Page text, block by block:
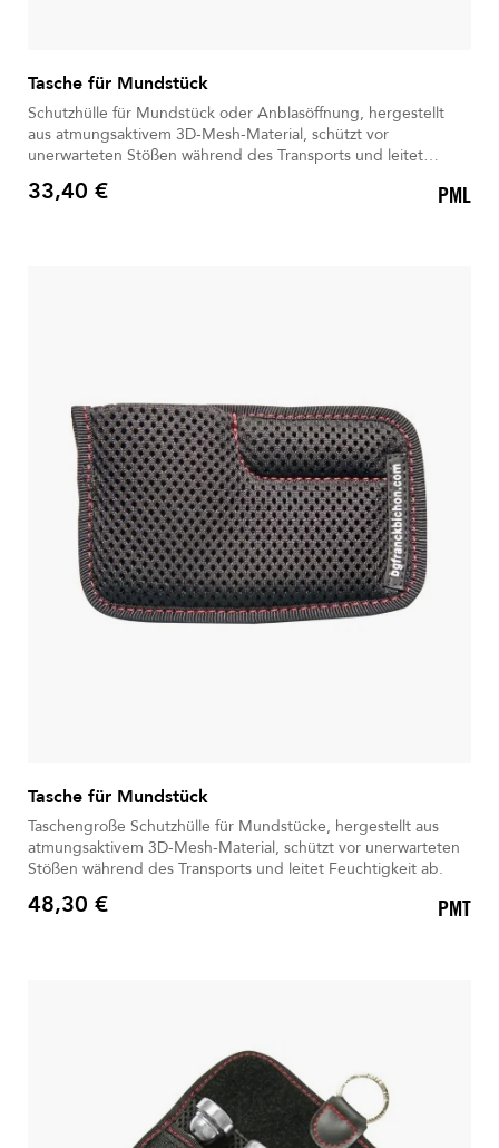
Tasche für Mundstück
Schutzhülle für Mundstück oder Anblasöffnung, hergestellt
aus atmungsaktivem 3D-Mesh-Material, schützt vor
unerwarteten Stößen während des Transports und leitet
Preis
33,40 € PML
Tasche für Mundstück
Taschengroße Schutzhülle für Mundstücke, hergestellt aus
atmungsaktivem 3D-Mesh-Material, schützt vor unerwarteten
Stößen während des Transports und leitet Feuchtigkeit ab.
Preis
48,30 € PMT